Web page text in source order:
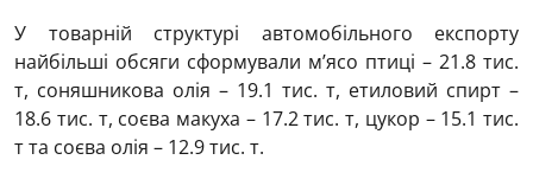
У товарній структурі автомобільного експорту
найбільші обсяги сформували м’ясо птиці – 21.8 тис.
т, соняшникова олія – 19.1 тис. т, етиловий спирт –
18.6 тис. т, соєва макуха – 17.2 тис. т, цукор – 15.1 тис.
т та соєва олія – 12.9 тис. т.